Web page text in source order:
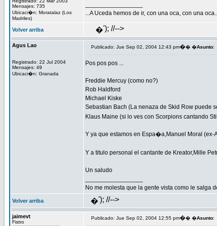
Mensajes: 735
Ubicaci�n: Moratalaz (Los
Madriles)
...A Uceda hemos de ir, con una oca, con una
Volver arriba �'); //-->
Agus Lao
Registrado: 22 Jul 2004
Mensajes: 49
Ubicaci�n: Granada
Publicado: Jue Sep 02, 2004 12:43 pm�� �Asunto:
Pos pos pos ...
Freddie Mercuy (como no?)
Rob Haldford
Michael Kiske
Sebastian Bach (La nenaza de Skid Row puede
Klaus Maine (si lo ves con Scorpions cantando
Y ya que estamos en Espa�a,Manuel Moral (ex-
Y a titulo personal el cantante de Kreator,Mille
Un saludo
No me molesta que la gente vista como le salga
Volver arriba �'); //-->
jaimevt
Fistro
Publicado: Jue Sep 02, 2004 12:55 pm�� �Asunto: